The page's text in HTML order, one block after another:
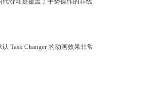
Task Changer 的动画效果非常